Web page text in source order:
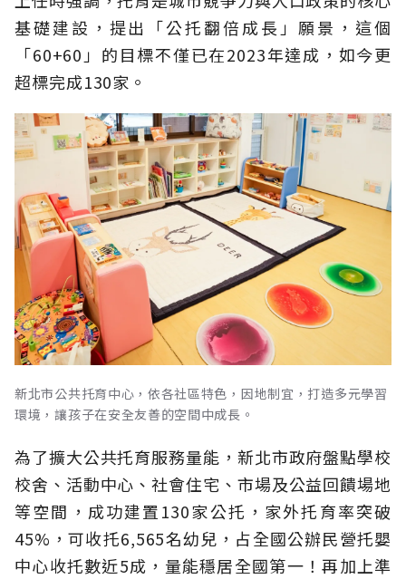
基礎建設，提出「公托翻倍成長」願景，這個
「60+60」的目標不僅已在2023年達成，如今更
超標完成130家。
新北市公共托育中心，依各社區特色，因地制宜，打造多元學習
環境，讓孩子在安全友善的空間中成長。
為了擴大公共托育服務量能，新北市政府盤點學校
校舍、活動中心、社會住宅、市場及公益回饋場地
等空間，成功建置130家公托，家外托育率突破
45%，可收托6,565名幼兒，占全國公辦民營托嬰
中心收托數近5成，量能穩居全國第一！再加上準